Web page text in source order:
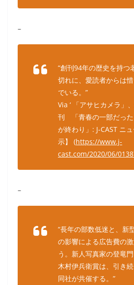
–
“創刊94年の歴史を持つ
切れに、愛読者からは
でいる。”
Via ‘ 「アサヒカメラ」
刊 「青春の一部だっ
が終わり」: J-CAST ニ
示】 (https://www.j-
cast.com/2020/06/
–
“長年の部数低迷と、新
の影響による広告費の
う。新人写真家の登竜
木村伊兵衛賞は、引き
同社が共催する。”